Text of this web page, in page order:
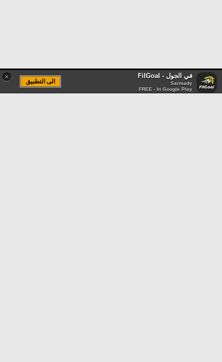
× في الجول - FilGoal
Sarmady
FREE - In Google Play
الى التطبيق